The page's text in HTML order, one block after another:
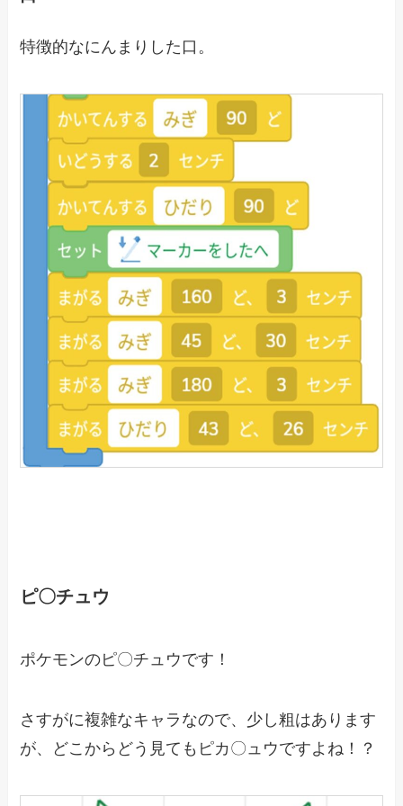
特徴的なにんまりした口。
ピ〇チュウ
ポケモンのピ〇チュウです！
さすがに複雑なキャラなので、少し粗はあります
が、どこからどう見てもピカ〇ュウですよね！？